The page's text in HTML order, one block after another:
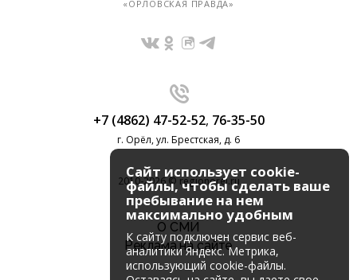
«ОРЛОВСКАЯ ПРАВДА»
+7 (4862) 47-52-52, 76-35-50
г. Орёл, ул. Брестская, д. 6
2010-2026 © regionorel.ru
О СМИ
Реклама на сайте
Сайт использует cookie-
файлы, чтобы сделать ваше
пребывание на нем
максимально удобным
К cайту подключен сервис веб-
аналитики Яндекс. Метрика,
использующий cookie-файлы.